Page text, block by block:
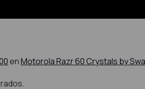
enMotorola Razr 60 Crystals by